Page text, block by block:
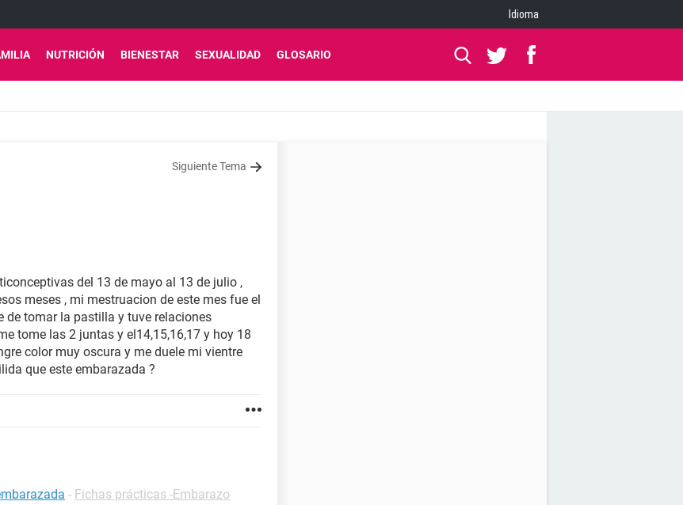
Idioma
NUTRICIÓN BIENESTAR SEXUALIDAD GLOSARIO
Siguiente Tema
del 13 de mayo al 13 de julio ,
meses , mi mestruacion de este mes fue el
de tomar la pastilla y tuve relaciones
tome las 2 juntas y el14,15,16,17 y hoy 18
color muy oscura y me duele mi vientre
que este embarazada ?
- Fichas prácticas -Embarazo